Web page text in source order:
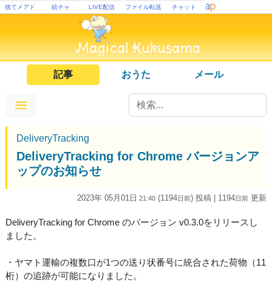
捨てメアド 絵チャ LIVE配信 ファイル転送 チャット
記事 おうた メール
DeliveryTracking
DeliveryTracking for Chrome バージョンア
ップのお知らせ
2023年 05月01日 21:40 (1194日前) 投稿 | 1194日前 更新
DeliveryTracking for Chrome のバージョン v0.3.0をリリースし
ました。
・ヤマト運輸の複数口が1つの送り状番号に統合された荷物（11
桁）の追跡が可能になりました。